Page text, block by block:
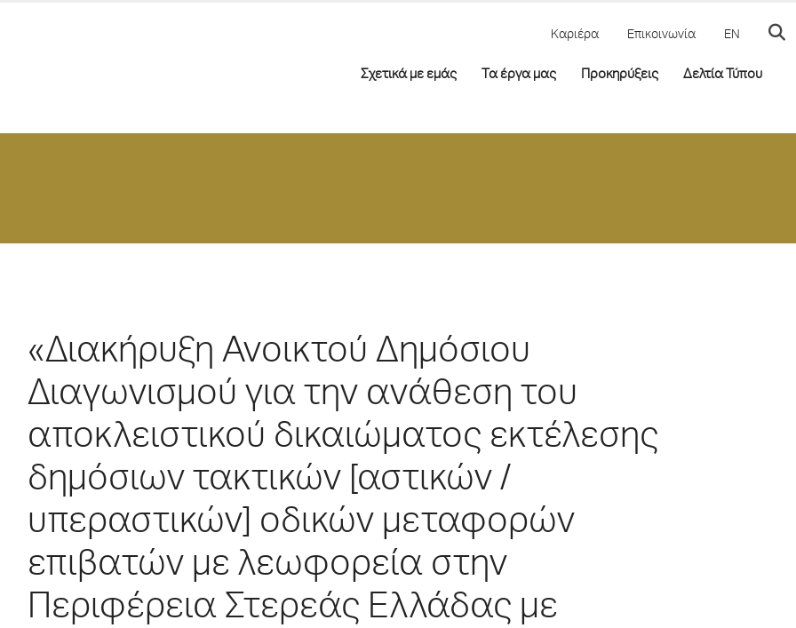
Καριέρα Επικοινωνία EN
Σχετικά με εμάς Τα έργα μας Προκηρύξεις Δελτία Τύπου
«Διακήρυξη Ανοικτού Δημόσιου
Διαγωνισμού για την ανάθεση του
αποκλειστικού δικαιώματος εκτέλεσης
δημόσιων τακτικών [αστικών /
υπεραστικών] οδικών μεταφορών
επιβατών με λεωφορεία στην
Περιφέρεια Στερεάς Ελλάδας με